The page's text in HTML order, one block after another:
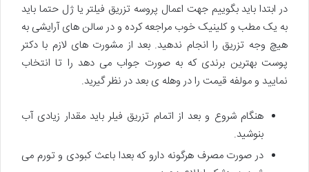
در ابتدا باید بگوییم جهت اعمال پروسه تزریق فیلتر یا ژل حتما باید
به یک مطب و کلینیک خوب مراجعه کرده و در سالن های آرایشی به
هیچ وجه تزریق را انجام ندهید. بعد از مشورت های لازم با دکتر
پوست بهترین برندی که به صورت جواب می دهد را تا انتخاب
نمایید و مولفه قیمت را در وهله ی بعد در نظر گیرید.
هنگام شروع و بعد از اتمام تزریق فیلر باید مقدار زیادی آب
بنوشید.
در صورت مصرف هرگونه دارو که بعدا باعث کبودی و تورم می